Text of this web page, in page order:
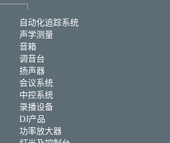
自动化追踪系统
声学测量
音箱
调音台
扬声器
会议系统
中控系统
录播设备
DJ产品
功率放大器